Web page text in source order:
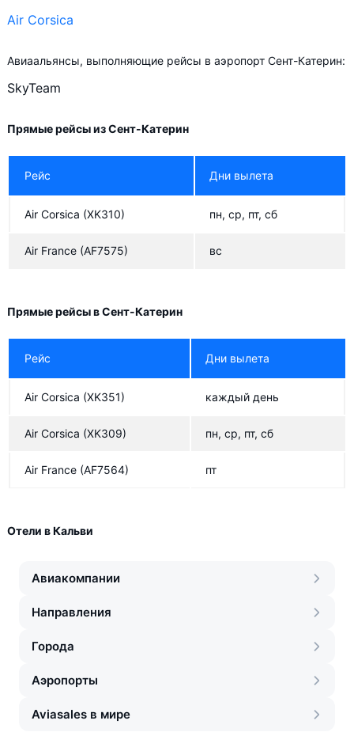
Air Corsica
Авиаальянсы, выполняющие рейсы в аэропорт Сент-Катерин:
SkyTeam
Прямые рейсы из Сент-Катерин
Рейс Дни вылета
Air Corsica (XK310) пн, ср, пт, сб
Air France (AF7575) вс
Прямые рейсы в Сент-Катерин
Рейс Дни вылета
Air Corsica (XK351) каждый день
Air Corsica (XK309) пн, ср, пт, сб
Air France (AF7564) пт
Отели в Кальви
Авиакомпании
Направления
Города
Аэропорты
Aviasales в мире